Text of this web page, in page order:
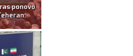
ponovo